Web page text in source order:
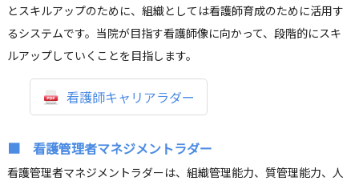
とスキルアップのために、組織としては看護師育成のために活用す
るシステムです。当院が目指す看護師像に向かって、段階的にスキ
ルアップしていくことを目指します。
看護師キャリアラダー
■ 看護管理者マネジメントラダー
看護管理者マネジメントラダーは、組織管理能力、質管理能力、人